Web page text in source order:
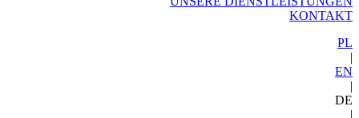
KONTAKT
PL
|
EN
|
DE
|